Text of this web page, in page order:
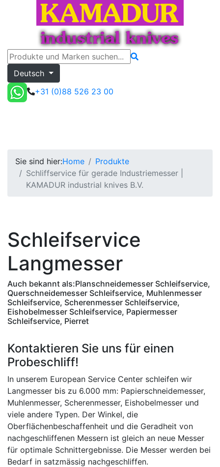
Deutsch
+31 (0)88 526 23 00
Sie sind hier:Home
Produkte
Schliffservice für gerade Industriemesser |
KAMADUR industrial knives B.V.
Schleifservice
Langmesser
Auch bekannt als:Planschneidemesser Schleifservice,
Querschneidemesser Schleifservice, Muhlenmesser
Schleifservice, Scherenmesser Schleifservice,
Eishobelmesser Schleifservice, Papiermesser
Schleifservice, Pierret
Kontaktieren Sie uns für einen
Probeschliff!
In unserem European Service Center schleifen wir
Langmesser bis zu 6.000 mm: Papierschneidemesser,
Muhlenmesser, Scherenmesser, Eishobelmesser und
viele andere Typen. Der Winkel, die
Oberflächenbeschaffenheit und die Geradheit von
nachgeschliffenen Messern ist gleich an neue Messer
für optimale Schnittergebnisse. Die Messer werden bei
Bedarf in satzmässig nachgeschliffen.